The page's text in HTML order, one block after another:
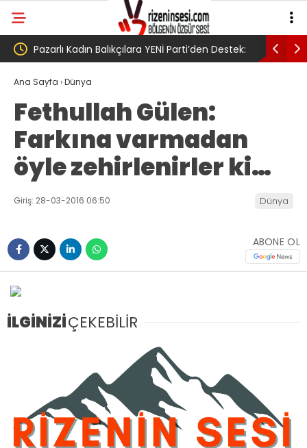
Pazarlı Kadın Balıkçılara YENİ Parti’den Destek:
‘Bu Mücadelede Yanınızdayız!’
AV.
Ana Sayfa ›Dünya
Fethullah Gülen:
Farkına varmadan
öyle zehirlenirler ki…
Giriş: 28-03-2016 06:50 Dünya
ABONE OL
İLGİNİZİÇEKEBİLİR